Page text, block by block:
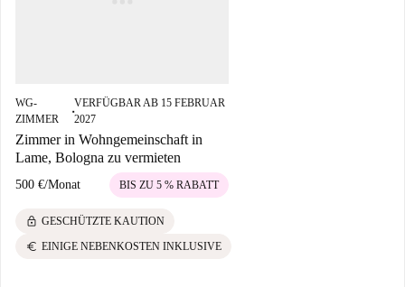
WG-
ZIMMER
■
VERFÜGBAR AB 15 FEBRUAR
2027
Zimmer in Wohngemeinschaft in
Lame, Bologna zu vermieten
500 €/Monat BIS ZU 5 % RABATT
lock GESCHÜTZTE KAUTION
euro EINIGE NEBENKOSTEN INKLUSIVE